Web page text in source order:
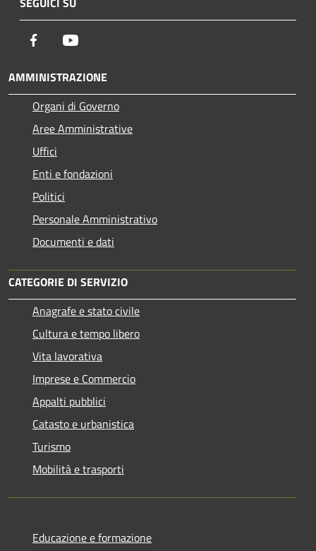
Facebook
AMMINISTRAZIONE
Organi di Governo
Aree Amministrative
Uffici
Enti e fondazioni
Politici
Personale Amministrativo
Documenti e dati
CATEGORIE DI SERVIZIO
Anagrafe e stato civile
Cultura e tempo libero
Vita lavorativa
Imprese e Commercio
Appalti pubblici
Catasto e urbanistica
Turismo
Mobilità e trasporti
Educazione e formazione